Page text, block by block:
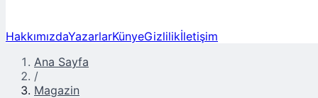
HakkımızdaYazarlarKünyeGizlilikİletişim
Ana Sayfa
/
Magazin